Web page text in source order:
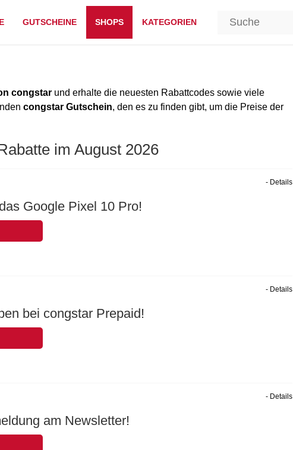
GUTSCHEINE SHOPS KATEGORIEN
congstar und erhalte die neuesten Rabattcodes sowie viele
congstar Gutschein, den es zu finden gibt, um die Preise der
im August 2026
Google Pixel 10 Pro!
- Details
bei congstar Prepaid!
- Details
am Newsletter!
- Details